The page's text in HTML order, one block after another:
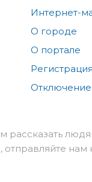
Интернет-
О городе
О портале
Регистрация
рассказать
отправляйте нам